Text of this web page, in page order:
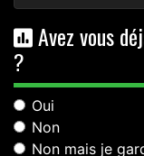
Avez vous
?
Oui
Non
Non mais je